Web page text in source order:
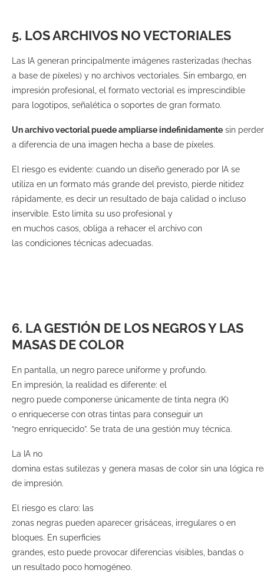
5. LOS ARCHIVOS NO VECTORIALES
Las IA generan principalmente imágenes rasterizadas (hechas
a base de píxeles) y no archivos vectoriales. Sin embargo, en
impresión profesional, el formato vectorial es imprescindible
para logotipos, señalética o soportes de gran formato.
Un archivo vectorial puede ampliarse indefinidamente sin
a diferencia de una imagen hecha a base de píxeles.
El riesgo es evidente: cuando un diseño generado por IA se
utiliza en un formato más grande del previsto, pierde nitidez
rápidamente, es decir un resultado de baja calidad o incluso
inservible. Esto limita su uso profesional y
en muchos casos, obliga a rehacer el archivo con
las condiciones técnicas adecuadas.
6. LA GESTIÓN DE LOS NEGROS Y LAS
MASAS DE COLOR
En pantalla, un negro parece uniforme y profundo.
En impresión, la realidad es diferente: el
negro puede componerse únicamente de tinta negra (K)
o enriquecerse con otras tintas para conseguir un
“negro enriquecido”. Se trata de una gestión muy técnica.
La IA no
domina estas sutilezas y genera masas de color sin una lógica
de impresión.
El riesgo es claro: las
zonas negras pueden aparecer grisáceas, irregulares o en
bloques. En superficies
grandes, esto puede provocar diferencias visibles, bandas o
un resultado poco homogéneo.